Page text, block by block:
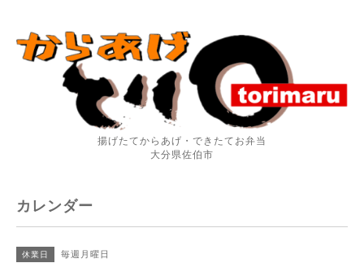
揚げたてからあげ・できたてお弁当
大分県佐伯市
カレンダー
休業日 毎週月曜日